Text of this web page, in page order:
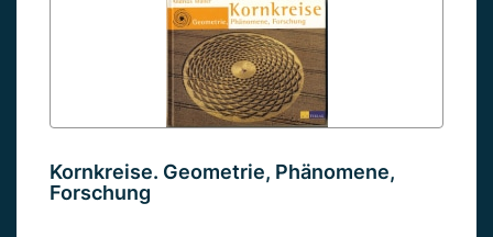
Kornkreise. Geometrie, Phänomene,
Forschung